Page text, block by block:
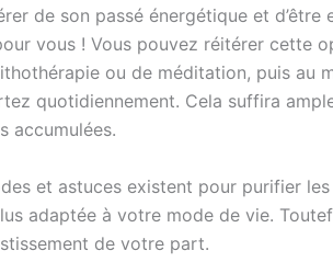
de son passé énergétique et d’être
vous ! Vous pouvez réitérer cette
ou de méditation, puis au
quotidiennement. Cela suffira
accumulées.
et astuces existent pour purifier
adaptée à votre mode de vie.
de votre part.